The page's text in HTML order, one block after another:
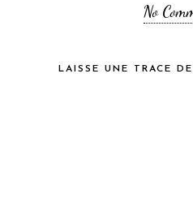
No
LAISSE UNE TRACE